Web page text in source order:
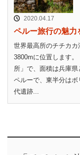
2020.04.17
ペルー旅行の魅
世界最高所のチチカ
3800mに位置します
所」で、面積は兵庫
ペルーで、東半分は
代遺跡...